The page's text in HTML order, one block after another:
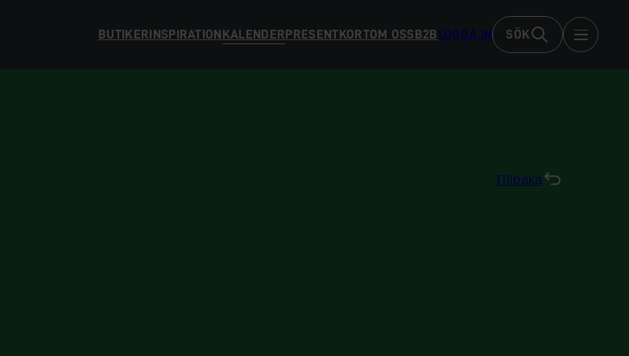
BUTIKER INSPIRATION KALENDER PRESENTKORTOM OSS B2B LOGGA IN SÖK
Tillbaka